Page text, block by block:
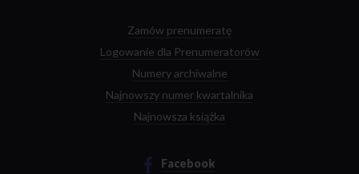
Zamów prenumeratę
Logowanie dla Prenumeratorów
Numery archiwalne
Najnowszy numer kwartalnika
Najnowsza książka
Facebook